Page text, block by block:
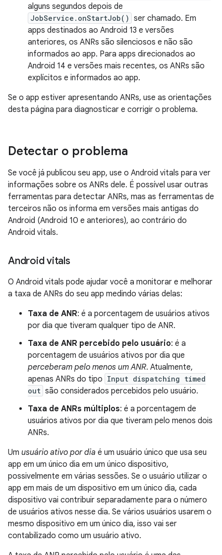
alguns segundos depois de
JobService.onStartJob() ser chamado. Em
apps destinados ao Android 13 e versões
anteriores, os ANRs são silenciosos e não são
informados ao app. Para apps direcionados ao
Android 14 e versões mais recentes, os ANRs são
explícitos e informados ao app.
Se o app estiver apresentando ANRs, use as orientações
desta página para diagnosticar e corrigir o problema.
Detectar o problema
Se você já publicou seu app, use o Android vitals para ver
informações sobre os ANRs dele. É possível usar outras
ferramentas para detectar ANRs, mas as ferramentas de
terceiros não os informa em versões mais antigas do
Android (Android 10 e anteriores), ao contrário do
Android vitals.
Android vitals
O Android vitals pode ajudar você a monitorar e melhorar
a taxa de ANRs do seu app medindo várias delas:
Taxa de ANR: é a porcentagem de usuários ativos
por dia que tiveram qualquer tipo de ANR.
Taxa de ANR percebido pelo usuário: é a
porcentagem de usuários ativos por dia que
perceberam pelo menos um ANR. Atualmente,
apenas ANRs do tipo Input dispatching timed
out são considerados percebidos pelo usuário.
Taxa de ANRs múltiplos: é a porcentagem de
usuários ativos por dia que tiveram pelo menos dois
ANRs.
Um usuário ativo por dia é um usuário único que usa seu
app em um único dia em um único dispositivo,
possivelmente em várias sessões. Se o usuário utilizar o
app em mais de um dispositivo em um único dia, cada
dispositivo vai contribuir separadamente para o número
de usuários ativos nesse dia. Se vários usuários usarem o
mesmo dispositivo em um único dia, isso vai ser
contabilizado como um usuário ativo.